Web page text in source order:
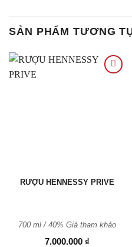
SẢN PHẨM TƯƠNG
RƯỢU HENNESSY PRIVE
7.000.000 ₫
700 ml / 40% Giá tham khảo